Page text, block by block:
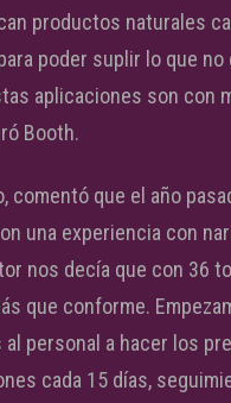
productos naturales
poder suplir lo que no
aplicaciones son con
Booth.
comentó que el año
una experiencia con
nos decía que con 36
que conforme.
al personal a hacer los
cada 15 días,